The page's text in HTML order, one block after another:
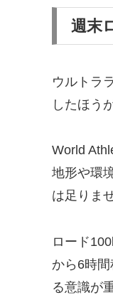
週末
ウルトラ
したほう
World
地形や環
は足りま
ロード
から6時
る意識が